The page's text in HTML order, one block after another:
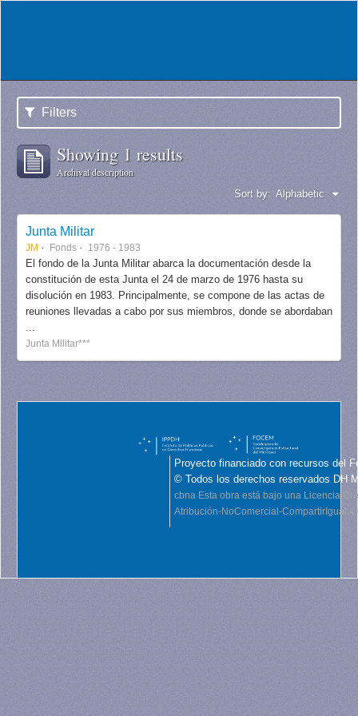
Filters
Showing 1 results
Archival description
Sort by: Alphabetic
Junta Militar
JM Fonds 1976 - 1983
El fondo de la Junta Militar abarca la documentación desde la
constitución de esta Junta el 24 de marzo de 1976 hasta su
disolución en 1983. Principalmente, se compone de las actas de
reuniones llevadas a cabo por sus miembros, donde se abordaban
...
Junta Militar***
Proyecto financiado con recursos del
© Todos los derechos reservados DH
cbna Esta obra está bajo una Licencia
Atribución-NoComercial-CompartirIgual